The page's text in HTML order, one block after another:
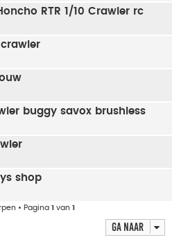
RTR 1/10 Crawler rc
buggy savox brushless
shop
• Pagina 1 van 1
Ga naar